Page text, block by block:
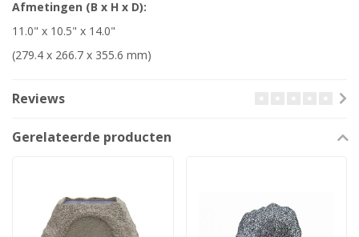
Afmetingen (B x H x D):
11.0" x 10.5" x 14.0"
(279.4 x 266.7 x 355.6 mm)
Reviews
Gerelateerde producten